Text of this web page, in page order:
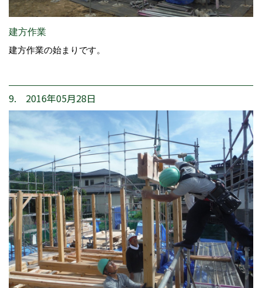
建方作業
建方作業の始まりです。
9. 2016年05月28日